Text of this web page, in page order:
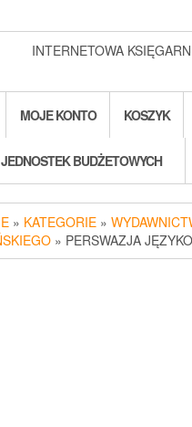
INTERNETOWA
MOJE KONTO KOSZYK
BUDŻETOWYCH
» KATEGORIE »
» PERSWAZJA